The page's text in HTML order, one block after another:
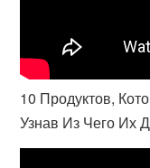
10 Продуктов,
Узнав Из Чего Их